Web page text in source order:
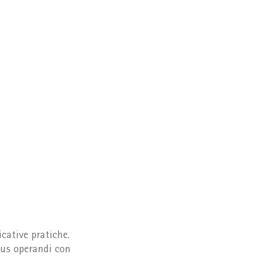
pratiche.
operandi con